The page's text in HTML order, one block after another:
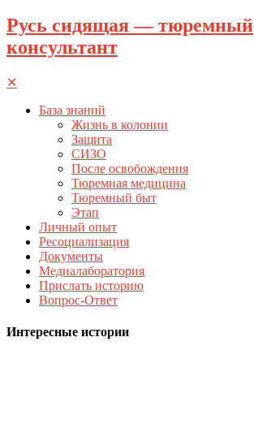
Русь сидящая — тюремный
консультант
✕
База знаний
Жизнь в колонии
Защита
СИЗО
После освобождения
Тюремная медицина
Тюремный быт
Этап
Личный опыт
Ресоциализация
Документы
Медиалаборатория
Прислать историю
Вопрос-Ответ
Интересные истории